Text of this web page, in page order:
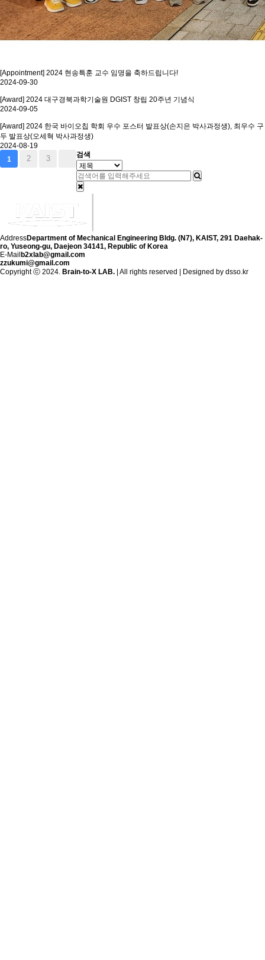
[Appointment] 2024 현송특훈 교수 임명을 축하드립니다!
2024-09-30
[Award] 2024 대구경북과학기술원 DGIST 창립 20주년 기념식
2024-09-05
[Award] 2024 한국 바이오칩 학회 우수 포스터 발표상(손지은 박사과정생), 최우수 구
두 발표상(오세혁 박사과정생)
2024-08-19
1
2 3 검색
AddressDepartment of Mechanical Engineering Bldg. (N7), KAIST, 291 Daehak-
ro, Yuseong-gu, Daejeon 34141, Republic of Korea
E-Mail b2xlab@gmail.com
zzukumi@gmail.com
Copyright ⓒ 2024. Brain-to-X LAB. | All rights reserved | Designed by dsso.kr